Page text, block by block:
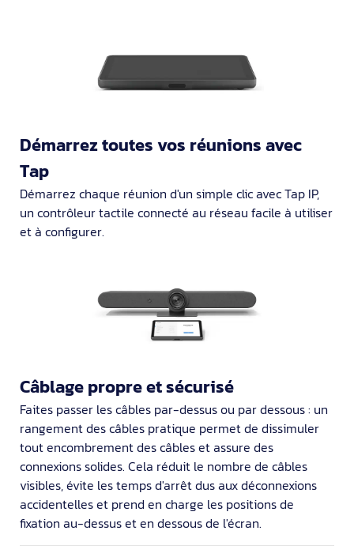
Démarrez toutes vos réunions avec
Tap
Démarrez chaque réunion d'un simple clic avec Tap IP,
un contrôleur tactile connecté au réseau facile à utiliser
et à configurer.
Câblage propre et sécurisé
Faites passer les câbles par-dessus ou par dessous : un
rangement des câbles pratique permet de dissimuler
tout encombrement des câbles et assure des
connexions solides. Cela réduit le nombre de câbles
visibles, évite les temps d'arrêt dus aux déconnexions
accidentelles et prend en charge les positions de
fixation au-dessus et en dessous de l'écran.